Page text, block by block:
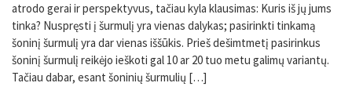
atrodo gerai ir perspektyvus, tačiau kyla klausimas: Kuris iš jų jums
tinka? Nuspręsti į šurmulį yra vienas dalykas; pasirinkti tinkamą
šoninį šurmulį yra dar vienas iššūkis. Prieš dešimtmetį pasirinkus
šoninį šurmulį reikėjo ieškoti gal 10 ar 20 tuo metu galimų variantų.
Tačiau dabar, esant šoninių šurmulių […]